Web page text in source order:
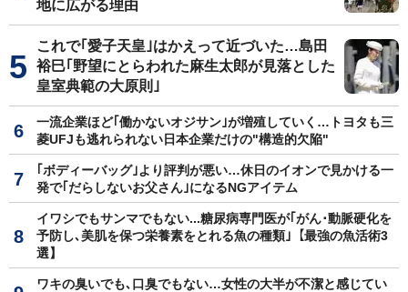
地に広がる理由
これで｢愛子天皇｣はかえって近づいた…島田
裕巳｢野望にとらわれた麻生太郎が見落とした
皇室典範の大原則｣
一流企業ほど｢働かないオジサン｣が増殖していく…トヨタも三
菱UFJも逃れられない日本企業だけの"構造的欠陥"
｢ボディーバッグ｣より評判が悪い…休日のイオンで見かける一
発で｢だらしないお父さん｣になるNGアイテム
イワシでもサンマでもない...糖尿病専門医が｢がん･動脈硬化を
予防し､美肌を保つ栄養素をとれる魚の種類｣【最強の魚活術3
選】
ワキの臭いでも､口臭でもない…女性の大半が不潔と感じてい